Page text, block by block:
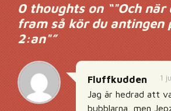
0 thoughts on “"Och när
fram så kör du antingen
2:an"”
1
Fluffkudden
Jag är hedrad att
bubblarna, men